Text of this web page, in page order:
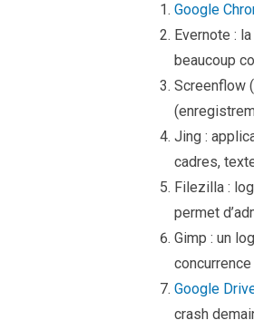
Google
Evernote :
beaucoup
Screenflow
Jing :
cadres,
Filezilla :
permet
Gimp : un
Google
crash